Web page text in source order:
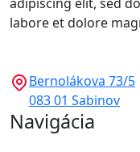
labore et dolore
Bernolákova 73/5
083 01 Sabinov
Navigácia